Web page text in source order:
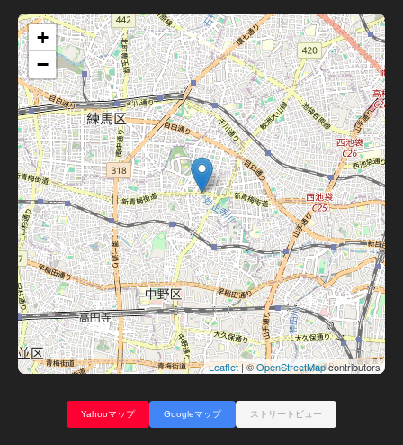
+
−
Leaflet| ©OpenStreetMapcontributors
Yahooマップ Googleマップ ストリートビュー